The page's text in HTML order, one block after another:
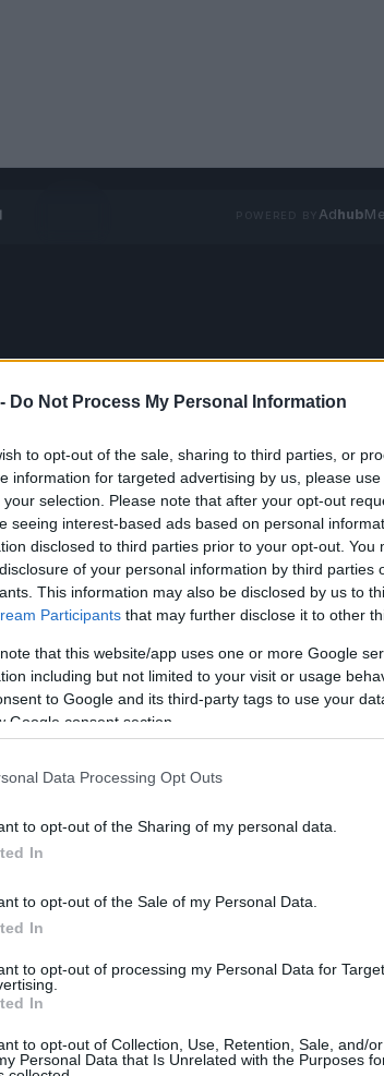
Do Not Process My Personal Information
to opt-out of the sale, sharing to third parties, or
information for targeted advertising by us, please
your selection. Please note that after your opt-out
seeing interest-based ads based on personal
disclosed to third parties prior to your opt-out. You
of your personal information by third parties
This information may also be disclosed by us to
Participants that may further disclose it to other
that this website/app uses one or more Google
including but not limited to your visit or usage
to Google and its third-party tags to use your
Google consent section.
Data Processing Opt Outs
to opt-out of the Sharing of my personal data.
In
to opt-out of the Sale of my Personal Data.
In
to opt-out of processing my Personal Data for
In
to opt-out of Collection, Use, Retention, Sale, and/
Personal Data that Is Unrelated with the Purposes
Adhub
accettato i costi ricorrenti dei servizi
però, sommati nel tempo, incidono
con i suoi pianilifetime, pensati per chi
o annualità. Questa alternativa si
di lavoro o backup di sistema e
i file, li ritrovi da qualsiasi